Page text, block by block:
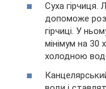
Суха гірчиця.
допоможе
гірчиці. У
мінімум на 30
холодною